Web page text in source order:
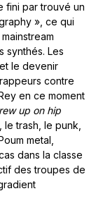
fini par trouvé un
», ce qui
synthés. Les
le devenir
contre
en ce moment
up on hip
trash, le punk,
metal,
dans la classe
des troupes de